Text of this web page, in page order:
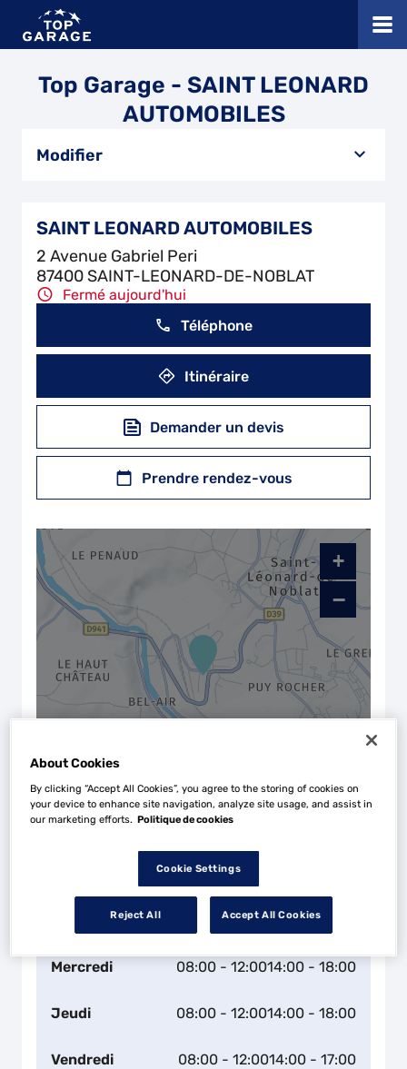
Top Garage - SAINT LEONARD
AUTOMOBILES
Modifier
SAINT LEONARD AUTOMOBILES
2 Avenue Gabriel Peri
87400 SAINT-LEONARD-DE-NOBLAT
Fermé aujourd'hui
Téléphone
Itinéraire
Demander un devis
Prendre rendez-vous
08:00 - 12:00
08:00 - 12:0014:00 - 18:00
Mercredi 08:00 - 12:0014:00 - 18:00
Jeudi 08:00 - 12:0014:00 - 18:00
Vendredi 08:00 - 12:0014:00 - 17:00
+
−
Naviguer Itinéraire
About Cookies
By clicking “Accept All Cookies”, you agree to the storing of cookies on
your device to enhance site navigation, analyze site usage, and assist in
our marketing efforts. Politique de cookies
Cookie Settings
Reject All Accept All Cookies